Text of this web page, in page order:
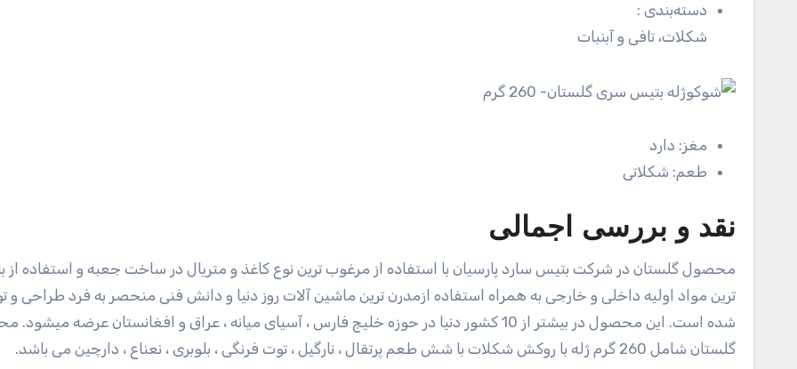
دسته‌بندی :
شکلات، تافی و آبنبات
مغز: دارد
طعم: شکلاتی
نقد و بررسی اجمالی
محصول گلستان در شرکت بتیس سارد پارسیان با استفاده از مرغوب ترین نوع کاغذ و متریال در ساخت جعبه و استفاده از
ترین مواد اولیه داخلی و خارجی به همراه استفاده ازمدرن ترین ماشین آلات روز دنیا و دانش فنی منحصر به فرد طراحی و
شده است. این محصول در بیشتر از 10 کشور دنیا در حوزه خلیج فارس ، آسیای میانه ، عراق و افغانستان عرضه
گلستان شامل 260 گرم ژله با روکش شکلات با شش طعم پرتقال ، نارگیل ، توت فرنگی ، بلوبری ، نعناع ، دارچین می باشد.